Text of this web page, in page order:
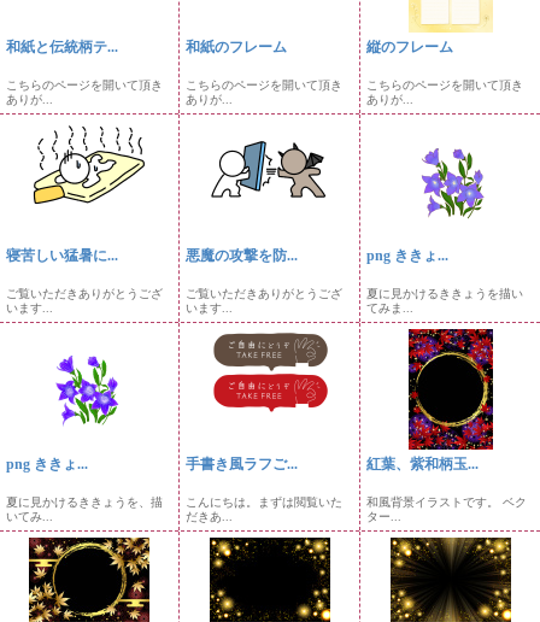
和紙と伝統柄テ...
こちらのページを開いて頂き
ありが...
和紙のフレーム
こちらのページを開いて頂き
ありが...
縦のフレーム
こちらのページを開いて頂き
ありが...
寝苦しい猛暑に...
ご覧いただきありがとうござ
います...
悪魔の攻撃を防...
ご覧いただきありがとうござ
います...
png ききょ...
夏に見かけるききょうを描い
てみま...
png ききょ...
夏に見かけるききょうを、描
いてみ...
手書き風ラフご...
こんにちは。まずは閲覧いた
だきあ...
紅葉、紫和柄玉...
和風背景イラストです。 ベク
ター...